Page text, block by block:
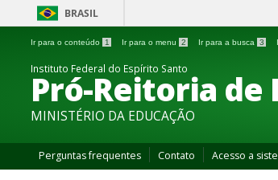
BRASIL
Ir para o conteúdo 1 Ir para o menu 2 Ir para a busca 3
Instituto Federal do Espírito Santo
Pró-Reitoria de
MINISTÉRIO DA EDUCAÇÃO
Perguntas frequentes Contato Acesso a